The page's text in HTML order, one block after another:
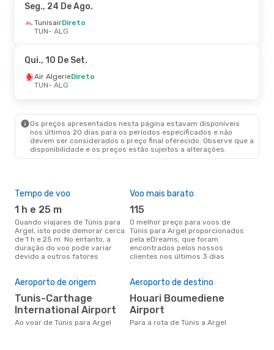
Seg., 24 De Ago.
TunisairDireto
TUN- ALG
Qui., 10 De Set.
Air AlgerieDireto
TUN- ALG
Os preços apresentados nesta página estavam disponíveis
nos últimos 20 dias para os períodos especificados e não
devem ser considerados o preço final oferecido. Observe que a
disponibilidade e os preços estão sujeitos a alterações.
Tempo de voo
1 h e 25 m
Quando viajares de Túnis para
Argel, isto pode demorar cerca
de 1 h e 25 m. No entanto, a
duração do voo pode variar
devido a outros fatores
Voo mais barato
115
O melhor preço para voos de
Túnis para Argel proporcionados
pela eDreams, que foram
encontrados pelos nossos
clientes nos últimos 3 dias
Aeroporto de origem
Tunis-Carthage
International Airport
Ao voar de Túnis para Argel
Aeroporto de destino
Houari Boumediene
Airport
Para a rota de Túnis a Argel